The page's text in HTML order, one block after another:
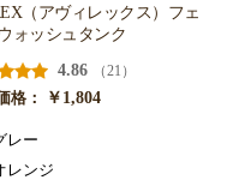
（アヴィレックス）フェ
ォッシュタンク
4.86
（21）
格：
￥1,804
レー
レンジ